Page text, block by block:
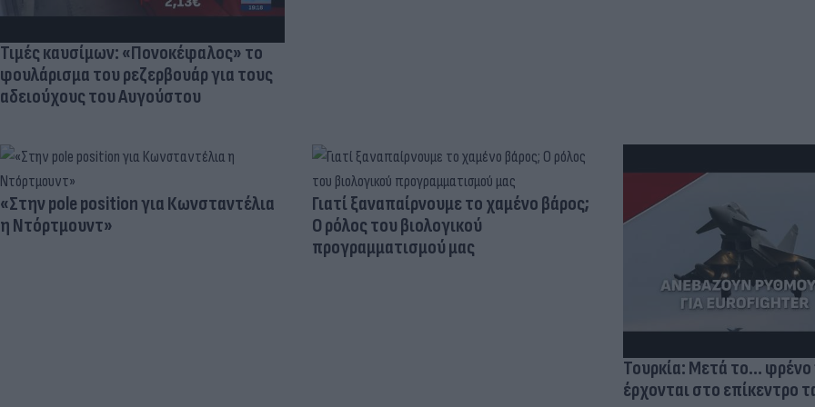
Τιμές καυσίμων: «Πονοκέφαλος» το
φουλάρισμα του ρεζερβουάρ για τους
αδειούχους του Αυγούστου
«Στην pole position για Κωνσταντέλια
η Ντόρτμουντ»
Γιατί ξαναπαίρνουμε το χαμένο βάρος;
Ο ρόλος του βιολογικού
προγραμματισμού μας
Τουρκία: Μετά το... φρένο
έρχονται στο επίκεντρο